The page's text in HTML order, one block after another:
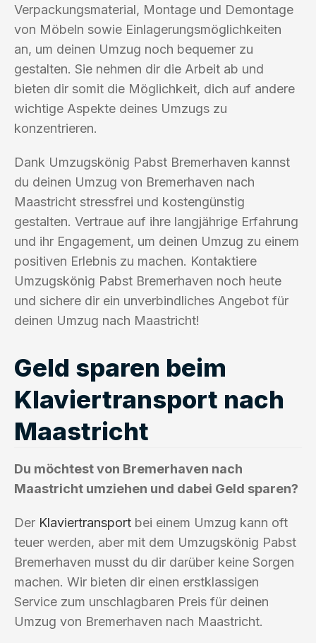
Verpackungsmaterial, Montage und Demontage
von Möbeln sowie Einlagerungsmöglichkeiten
an, um deinen Umzug noch bequemer zu
gestalten. Sie nehmen dir die Arbeit ab und
bieten dir somit die Möglichkeit, dich auf andere
wichtige Aspekte deines Umzugs zu
konzentrieren.
Dank Umzugskönig Pabst Bremerhaven kannst
du deinen Umzug von Bremerhaven nach
Maastricht stressfrei und kostengünstig
gestalten. Vertraue auf ihre langjährige Erfahrung
und ihr Engagement, um deinen Umzug zu einem
positiven Erlebnis zu machen. Kontaktiere
Umzugskönig Pabst Bremerhaven noch heute
und sichere dir ein unverbindliches Angebot für
deinen Umzug nach Maastricht!
Geld sparen beim
Klaviertransport nach
Maastricht
Du möchtest von Bremerhaven nach
Maastricht umziehen und dabei Geld sparen?
Der Klaviertransport bei einem Umzug kann oft
teuer werden, aber mit dem Umzugskönig Pabst
Bremerhaven musst du dir darüber keine Sorgen
machen. Wir bieten dir einen erstklassigen
Service zum unschlagbaren Preis für deinen
Umzug von Bremerhaven nach Maastricht.